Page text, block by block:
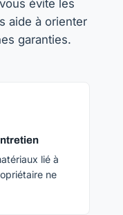
évite les
aide à orienter
garanties.
lié à
ne